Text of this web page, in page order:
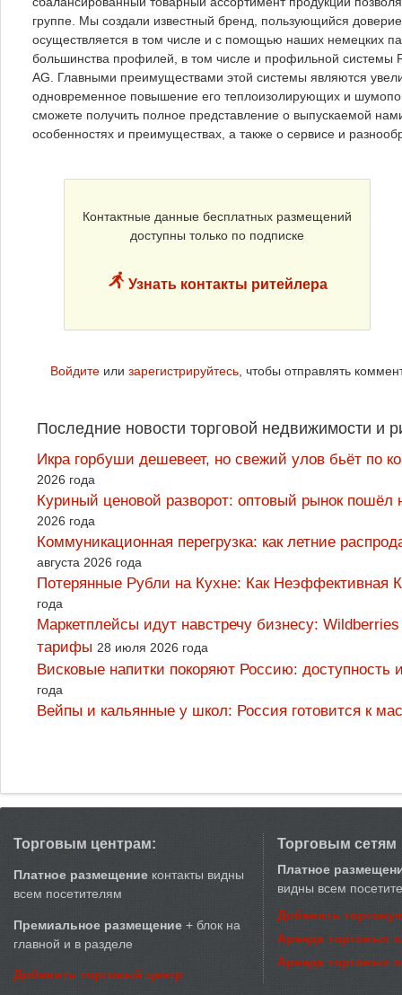
группе. Мы создали известный бренд, пользующийся
осуществляется в том числе и с помощью наших немецких
большинства профилей, в том числе и профильной системы
AG. Главными преимуществами этой системы являются
одновременное повышение его теплоизолирующих и
сможете получить полное представление о выпускаемой
особенностях и преимуществах, а также о сервисе и
Контактные данные бесплатных размещений
доступны только по подписке
Узнать контакты ритейлера
Войдите или зарегистрируйтесь, чтобы отправлять
Последние новости торговой недвижимости и
Икра горбуши дешевеет, но свежий улов бьёт по
2026 года
Куриный ценовой разворот: оптовый рынок
2026 года
Коммуникационная перегрузка: как летние
августа 2026 года
Потерянные Рубли на Кухне: Как
года
Маркетплейсы идут навстречу бизнесу:
тарифы 28 июля 2026 года
Висковые напитки покоряют Россию:
года
Вейпы и кальянные у школ: Россия готовится к
Торговым центрам:
Платное размещение контакты видны
всем посетителям
Премиальное размещение + блок на
главной и в разделе
Добавить торговый центр
Торговым сетям
Платное
видны всем
Добавить
Аренда торговых
Аренда торговых